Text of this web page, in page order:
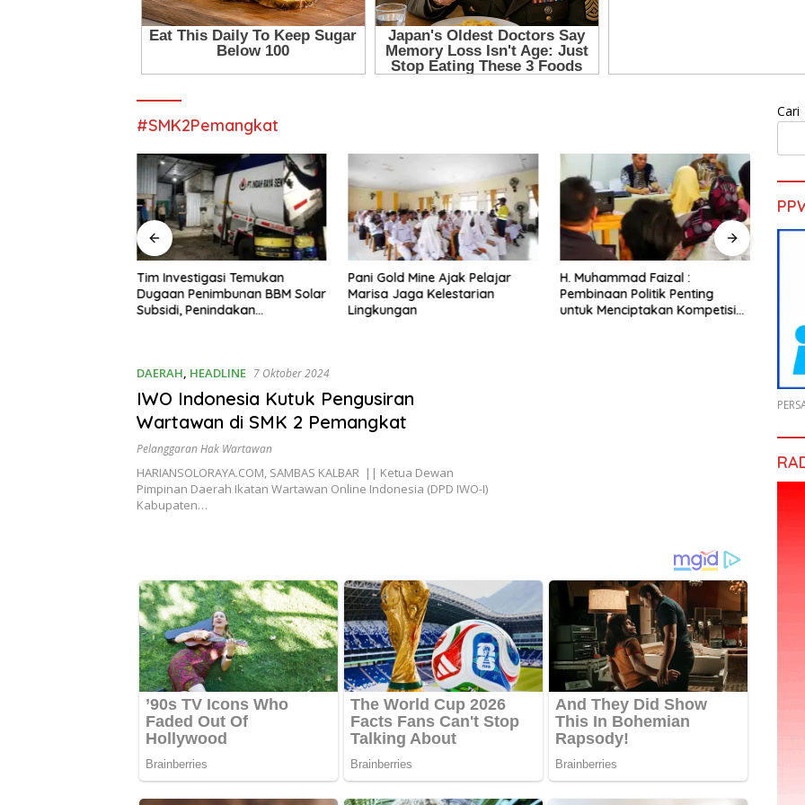
#SMK2Pemangkat
Tim Investigasi Temukan
Dugaan Penimbunan BBM Solar
Subsidi, Penindakan
Pani Gold Mine Ajak Pelajar
Marisa Jaga Kelestarian
Lingkungan
H. Muhammad Faizal :
Pembinaan Politik Penting
untuk Menciptakan Kompetisi
DAERAH, HEADLINE 7 Oktober 2024
IWO Indonesia Kutuk Pengusiran
Wartawan di SMK 2 Pemangkat
Pelanggaran Hak Wartawan
HARIANSOLORAYA.COM, SAMBAS KALBAR || Ketua Dewan
Pimpinan Daerah Ikatan Wartawan Online Indonesia (DPD IWO-I)
Kabupaten…
Cari